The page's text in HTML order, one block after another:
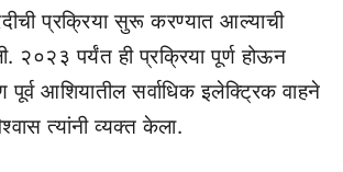
प्रक्रिया सुरू करण्यात आल्याची
२०२३ पर्यंत ही प्रक्रिया पूर्ण होऊन
आशियातील सर्वाधिक इलेक्ट्रिक वाहने
त्यांनी व्यक्त केला.